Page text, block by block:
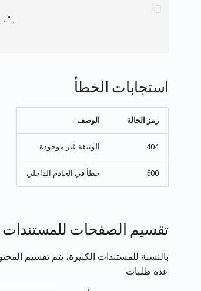
"النص الكامل ,
استجابات الخطأ
رمز الحالة الوصف
404 الوثيقة غير موجودة
500 خطأ في الخادم الداخلي
تقسيم الصفحات للمستندات
بالنسبة للمستندات الكبيرة، يتم تقسيم
عدة طلبات: